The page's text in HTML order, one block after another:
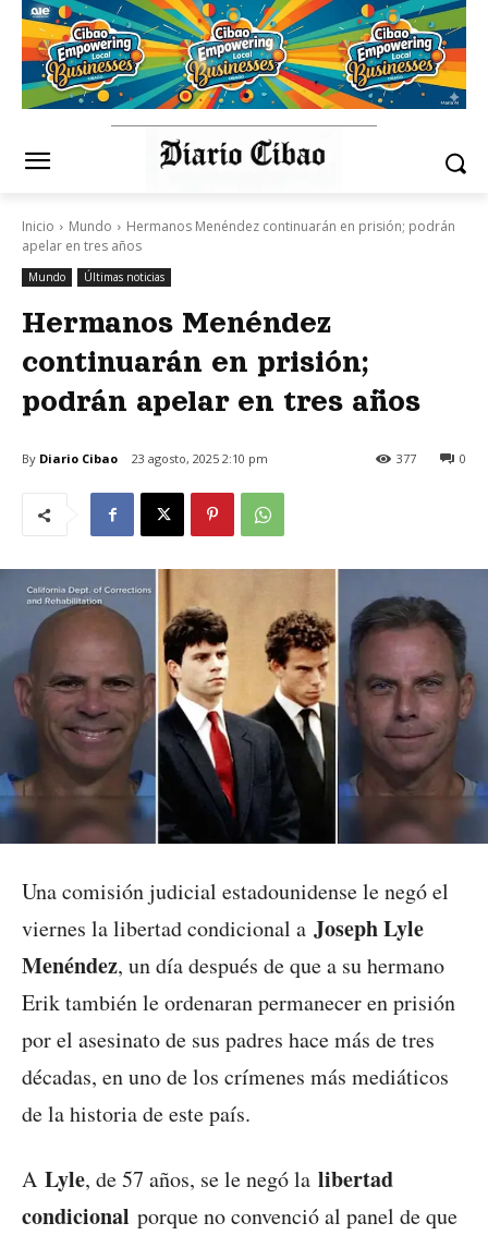
Inicio Mundo
Hermanos Menéndez continuarán en prisión; podrán
apelar en tres años
Mundo Últimas noticias
Hermanos Menéndez
continuarán en prisión;
podrán apelar en tres años
By Diario Cibao 23 agosto, 2025 2:10 pm 0
377
Una comisión judicial estadounidense le negó el
viernes la libertad condicional a Joseph Lyle
Menéndez, un día después de que a su hermano
Erik también le ordenaran permanecer en prisión
por el asesinato de sus padres hace más de tres
décadas, en uno de los crímenes más mediáticos
de la historia de este país.
A Lyle, de 57 años, se le negó la libertad
condicional porque no convenció al panel de que